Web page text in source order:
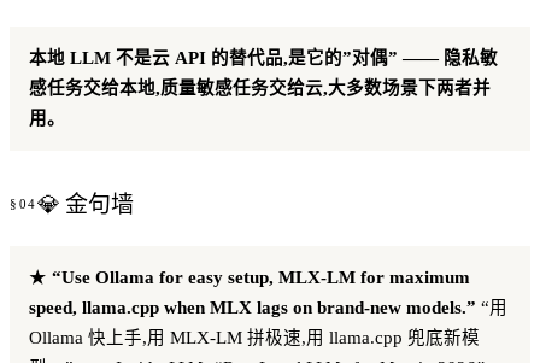
本地 LLM 不是云 API 的替代品,是它的”对偶” —— 隐私敏
感任务交给本地,质量敏感任务交给云,大多数场景下两者并
用。
💎 金句墙
★ “Use Ollama for easy setup, MLX-LM for maximum
speed, llama.cpp when MLX lags on brand-new models.” “用
Ollama 快上手,用 MLX-LM 拼极速,用 llama.cpp 兜底新模